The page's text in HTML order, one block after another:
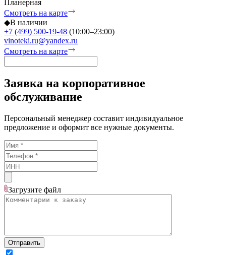
Планерная
Смотреть на карте
◆В наличии
+7 (499) 500-19-48 (10:00–23:00)
vinoteki.ru@yandex.ru
Смотреть на карте
Заявка на корпоративное
обслуживание
Персональный менеджер составит индивидуальное
предложение и оформит все нужные документы.
Загрузите файл
Отправить